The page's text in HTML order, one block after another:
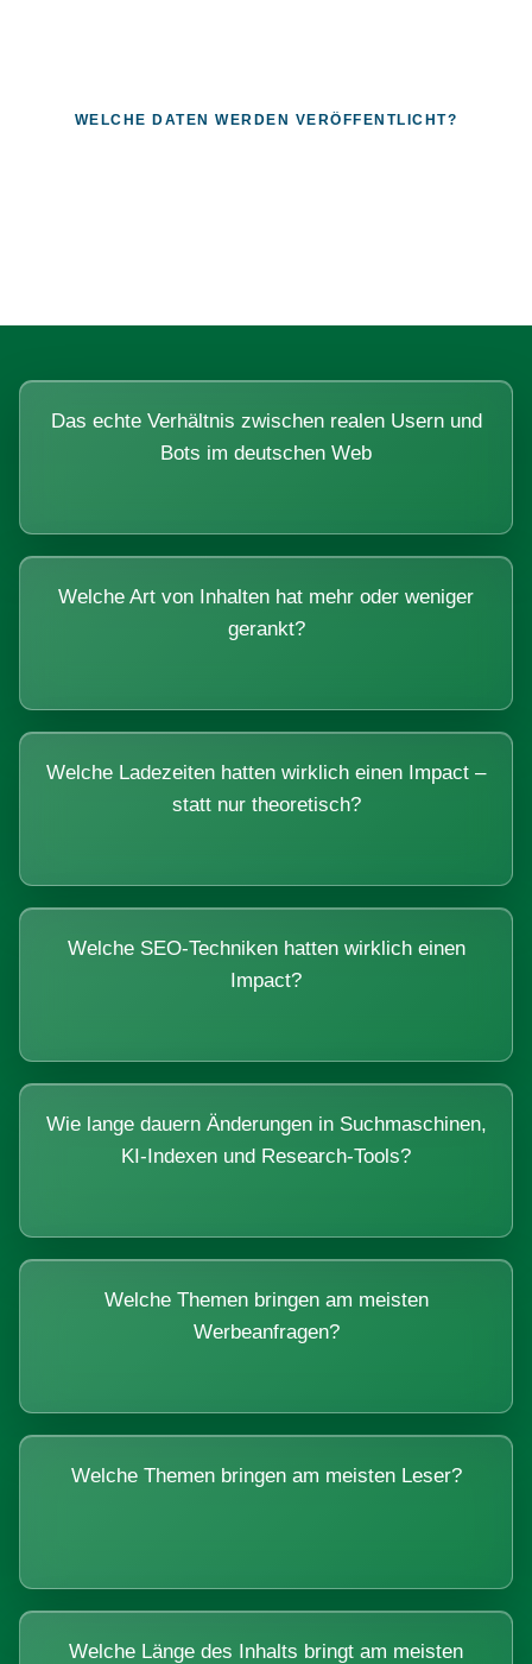
WELCHE DATEN WERDEN VERÖFFENTLICHT?
Das echte Verhältnis zwischen realen Usern und
Bots im deutschen Web
Welche Art von Inhalten hat mehr oder weniger
gerankt?
Welche Ladezeiten hatten wirklich einen Impact –
statt nur theoretisch?
Welche SEO-Techniken hatten wirklich einen
Impact?
Wie lange dauern Änderungen in Suchmaschinen,
KI-Indexen und Research-Tools?
Welche Themen bringen am meisten
Werbeanfragen?
Welche Themen bringen am meisten Leser?
Welche Länge des Inhalts bringt am meisten